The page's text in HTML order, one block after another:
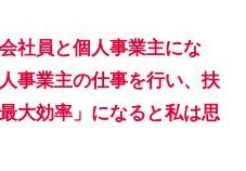
社員と個人事業主にな
事業主の仕事を行い、扶
大効率」になると私は思